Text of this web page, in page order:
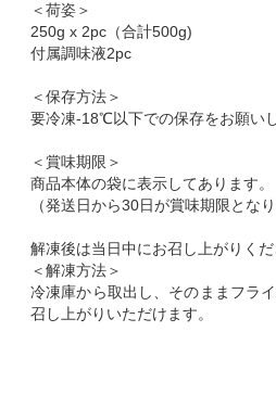
＜荷姿＞
250g x 2pc（合計500g)
付属調味液2pc
＜保存方法＞
要冷凍-18℃以下での保存をお願いし
＜賞味期限＞
商品本体の袋に表示してあります。
（発送日から30日が賞味期限となり
解凍後は当日中にお召し上がりくだ
＜解凍方法＞
冷凍庫から取出し、そのままフラ
召し上がりいただけます。